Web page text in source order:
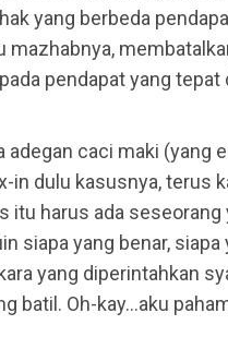
yang berbeda
mazhabnya,
pendapat yang
adegan caci maki (yang
in dulu kasusnya, terus
itu harus ada
siapa yang benar,
yang diperintahkan
batil. Oh-kay…aku